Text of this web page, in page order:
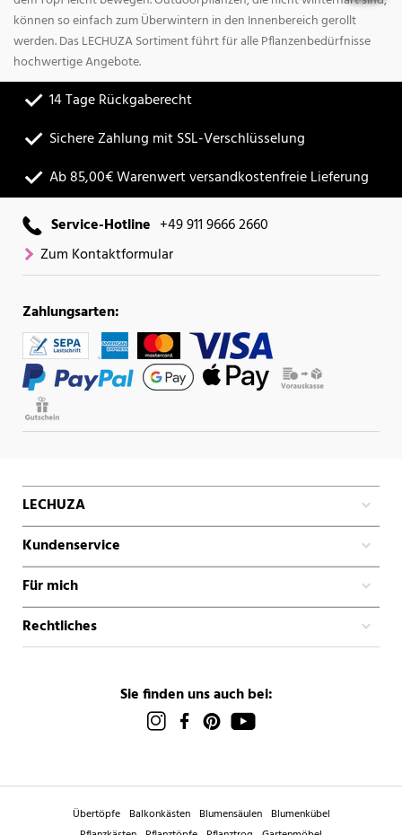
können so einfach zum Überwintern in den Innenbereich gerollt
werden. Das LECHUZA Sortiment führt für alle Pflanzenbedürfnisse
hochwertige Angebote.
14 Tage Rückgaberecht
Sichere Zahlung mit SSL-Verschlüsselung
Ab 85,00€ Warenwert versandkostenfreie Lieferung
Service-Hotline +49 911 9666 2660
Zum Kontaktformular
Zahlungsarten:
LECHUZA
Kundenservice
Für mich
Rechtliches
Sie finden uns auch bei:
Übertöpfe Balkonkästen Blumensäulen Blumenkübel